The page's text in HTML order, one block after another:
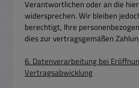
Verantwortlichen oder an die
widersprechen. Wir bleiben
berechtigt, Ihre
dies zur vertragsgemäßen
6. Datenverarbeitung bei
Vertragsabwicklung